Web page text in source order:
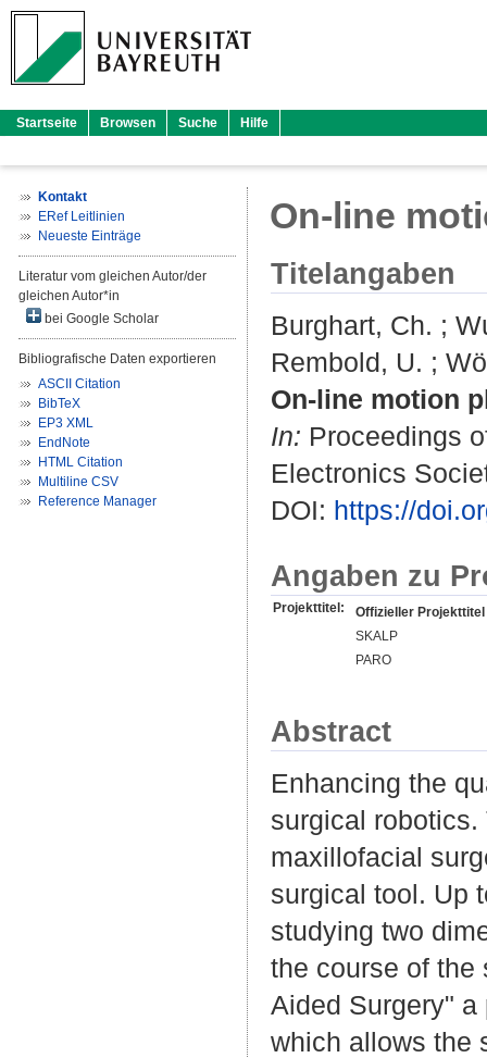
Startseite Browsen Suche Hilfe
Kontakt
ERef Leitlinien
Neueste Einträge
Literatur vom gleichen Autor/der
gleichen Autor*in
bei Google Scholar
Bibliografische Daten exportieren
ASCII Citation
BibTeX
EP3 XML
EndNote
HTML Citation
Multiline CSV
Reference Manager
On-line
Titelangaben
Burghart, Ch. ;
Rembold, U. ;
On-line motion
In: Proceedings
Electronics
DOI: https://
Angaben zu
Projekttitel:
Offizieller Projekttitel
SKALP
PARO
Abstract
Enhancing the
surgical
maxillofacial
surgical tool. Up
studying two
the course of the
Aided Surgery"
which allows the